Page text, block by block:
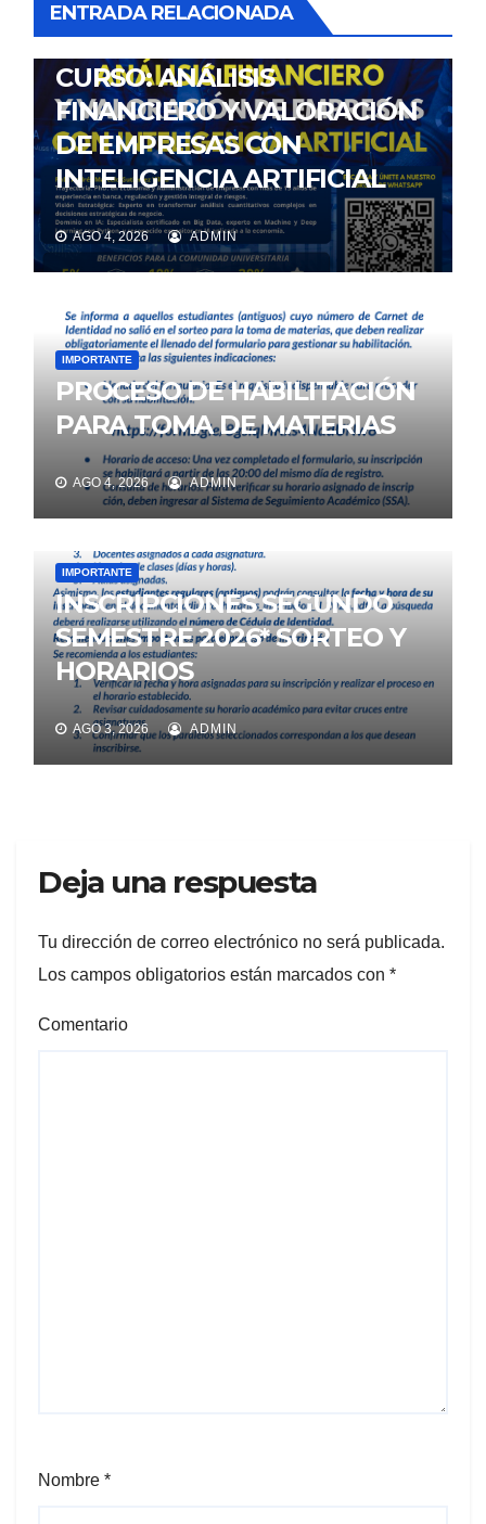
ENTRADA RELACIONADA
CURSO: ANÁLISIS
FINANCIERO Y VALORACIÓN
DE EMPRESAS CON
INTELIGENCIA ARTIFICIAL
AGO 4, 2026 ADMIN
IMPORTANTE
PROCESO DE HABILITACIÓN
PARA TOMA DE MATERIAS
AGO 4, 2026 ADMIN
IMPORTANTE
INSCRIPCIONES SEGUNDO
SEMESTRE 2026* SORTEO Y
HORARIOS
AGO 3, 2026 ADMIN
Deja una respuesta
Tu dirección de correo electrónico no será publicada.
Los campos obligatorios están marcados con *
Comentario
Nombre *